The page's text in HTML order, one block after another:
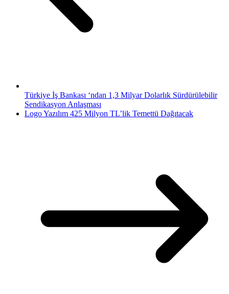
Türkiye İş Bankası ‘ndan 1,3 Milyar Dolarlık Sürdürülebilir
Sendikasyon Anlaşması
Logo Yazılım 425 Milyon TL’lik Temettü Dağıtacak